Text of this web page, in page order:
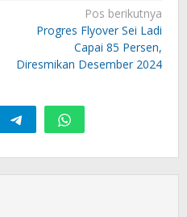
Pos berikutnya
Progres Flyover Sei Ladi
Capai 85 Persen,
Diresmikan Desember 2024